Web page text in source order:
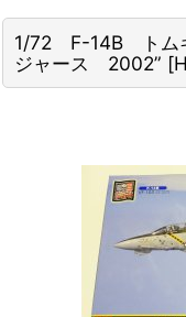
1/72 F-14B トム
ジャース 2002” [